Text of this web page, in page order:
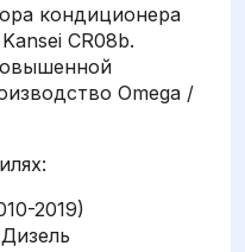
кондиционера
CR08b.
Omega /
2019)